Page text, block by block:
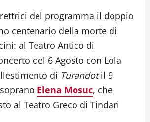
del programma il doppio
centenario della morte di
al Teatro Antico di
del 6 Agosto con Lola
di Turandotil 9
Elena Mosuc, che
al Teatro Greco di Tindari